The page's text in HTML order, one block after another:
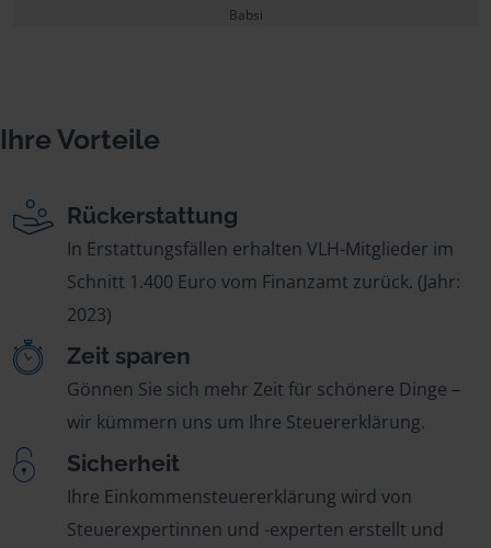
Babsi
Ihre Vorteile
Rückerstattung
In Erstattungsfällen erhalten VLH-Mitglieder im
Schnitt 1.400 Euro vom Finanzamt zurück. (Jahr:
2023)
Zeit sparen
Gönnen Sie sich mehr Zeit für schönere Dinge –
wir kümmern uns um Ihre Steuererklärung.
Sicherheit
Ihre Einkommensteuererklärung wird von
Steuerexpertinnen und -experten erstellt und